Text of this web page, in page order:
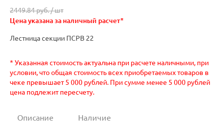
2449.84 руб. /шт
Цена указана за наличный расчет*
Лестница секции ПСРВ 22
* Указанная стоимость актуальна при расчете наличными, при
условии, что общая стоимость всех приобретаемых товаров в
чеке превышает 5 000 рублей. При сумме менее 5 000 рублей
цена подлежит пересчету.
Описание Наличие